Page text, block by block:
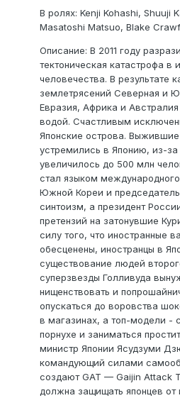
В ролях: Kenji Kohashi, Shuuji
Masatoshi Matsuo, Blake
Описание: В 2011 году
тектоническая катастрофа в
человечества. В результате
землетрясений Северная и
Евразия, Африка и
водой. Счастливым
Японские острова. Выжившие
устремились в Японию, из-за
увеличилось до 500 млн
стал языком
Южной Кореи и
синтоизм, а президент
претензий на затонувшие
силу того, что иностранные
обесценены, иностранцы в
существование людей
суперзвезды Голливуда
нищенствовать и
опускаться до воровства
в магазинах, а топ-модели -
порнухе и заниматься
министр Японии Ясудзуми
командующий силами
создают GAT — Gaijin Attack
должна защищать японцев от